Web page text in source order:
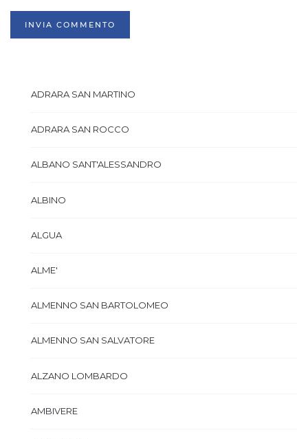
INVIA COMMENTO
ADRARA SAN MARTINO
ADRARA SAN ROCCO
ALBANO SANT'ALESSANDRO
ALBINO
ALGUA
ALME'
ALMENNO SAN BARTOLOMEO
ALMENNO SAN SALVATORE
ALZANO LOMBARDO
AMBIVERE